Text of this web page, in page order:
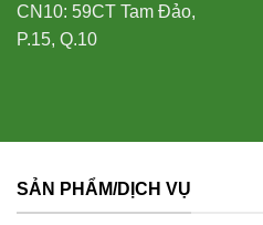
CN10: 59CT Tam Đảo,
P.15, Q.10
SẢN PHẨM/DỊCH VỤ